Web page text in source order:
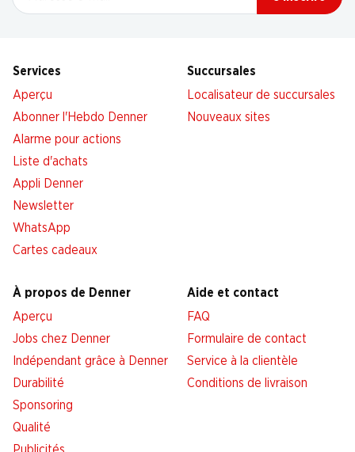
Services
Aperçu
Abonner l'Hebdo Denner
Alarme pour actions
Liste d'achats
Appli Denner
Newsletter
WhatsApp
Cartes cadeaux
Succursales
Localisateur de succursales
Nouveaux sites
À propos de Denner
Aperçu
Jobs chez Denner
Indépendant grâce à Denner
Durabilité
Sponsoring
Qualité
Aide et contact
FAQ
Formulaire de contact
Service à la clientèle
Conditions de livraison